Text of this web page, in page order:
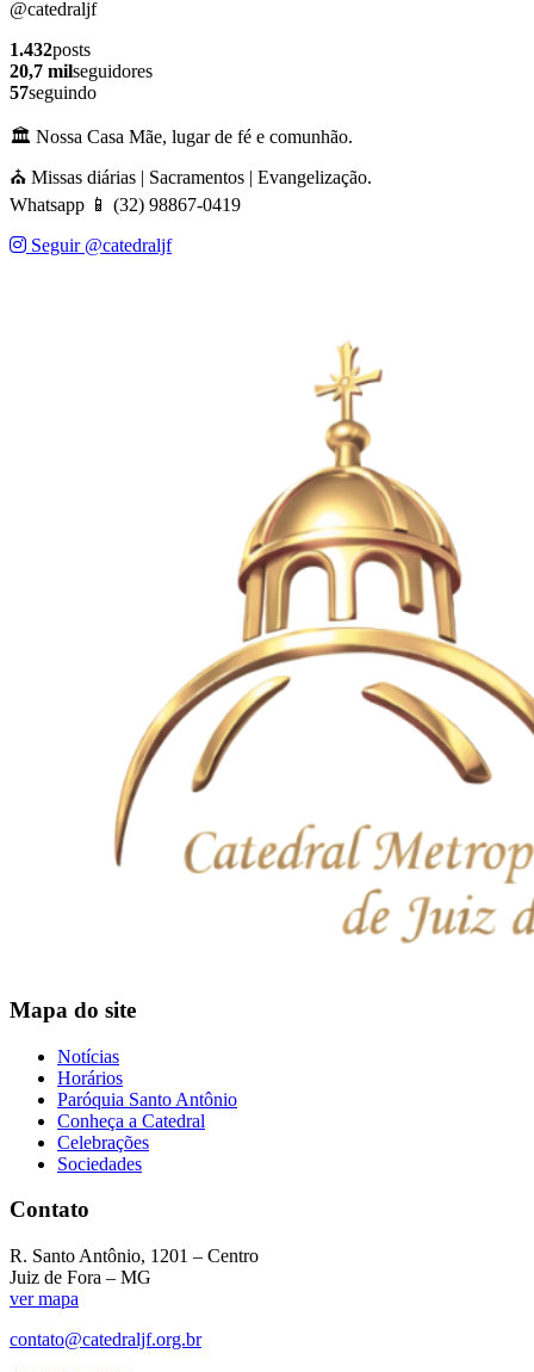
@catedraljf
1.432posts
20,7 milseguidores
57seguindo
🏛️ Nossa Casa Mãe, lugar de fé e comunhão.
⛪ Missas diárias | Sacramentos | Evangelização.
Whatsapp 📱 (32) 98867-0419
Seguir @catedraljf
Mapa do site
Notícias
Horários
Paróquia Santo Antônio
Conheça a Catedral
Celebrações
Sociedades
Contato
R. Santo Antônio, 1201 – Centro
Juiz de Fora – MG
ver mapa
contato@catedraljf.org.br